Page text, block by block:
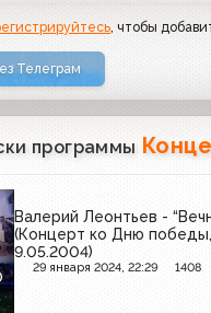
, чтобы
Телеграм
программы
Валерий Леонтьев -
(Концерт ко Дню победы,
9.05.2004)
29 января 2024, 22:29 1408